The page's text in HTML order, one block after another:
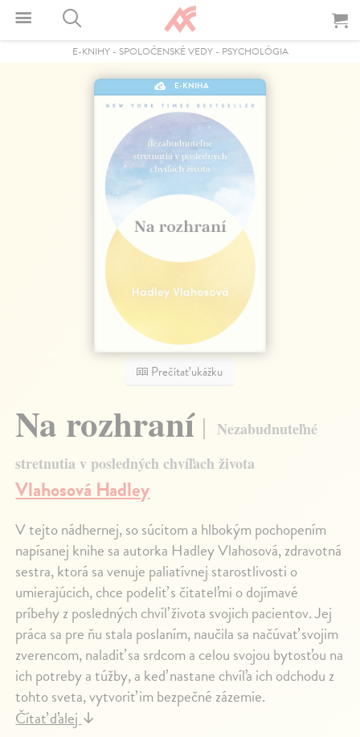
E-KNIHY- SPOLOČENSKÉ VEDY- PSYCHOLÓGIA
E-KNIHA
Prečítať ukážku
Na rozhraní
Nezabudnuteľné
stretnutia v posledných chvíľach života
Vlahosová Hadley
V tejto nádhernej, so súcitom a hlbokým pochopením
napísanej knihe sa autorka Hadley Vlahosová, zdravotná
sestra, ktorá sa venuje paliatívnej starostlivosti o
umierajúcich, chce podeliť s čitateľmi o dojímavé
príbehy z posledných chvíľ života svojich pacientov. Jej
práca sa pre ňu stala poslaním, naučila sa načúvať svojim
zverencom, naladiť sa srdcom a celou svojou bytosťou na
ich potreby a túžby, a keď nastane chvíľa ich odchodu z
tohto sveta, vytvoriť im bezpečné zázemie.
Čítať ďalej ↓